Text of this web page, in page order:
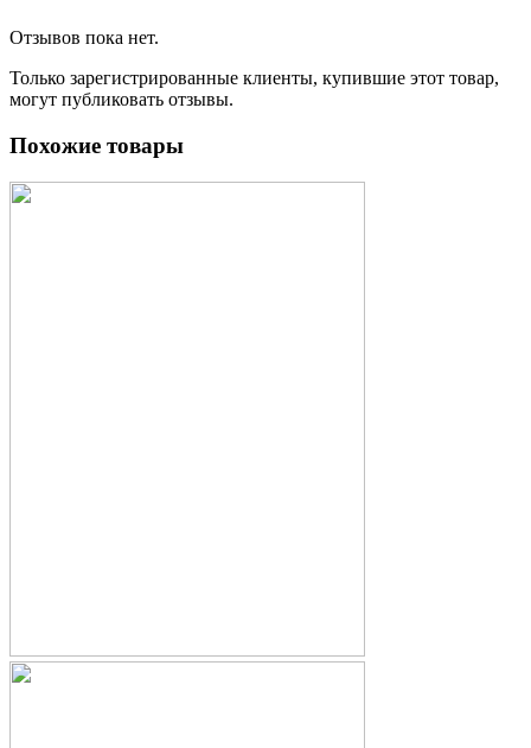
Отзывов пока нет.
Только зарегистрированные клиенты, купившие этот товар,
могут публиковать отзывы.
Похожие товары